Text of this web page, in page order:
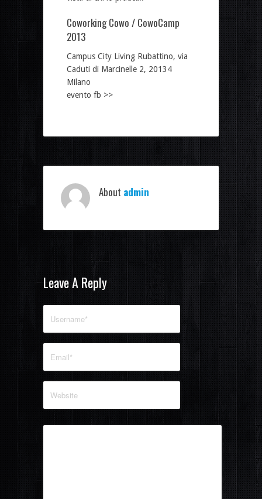
Coworking Cowo / CowoCamp
2013
Campus City Living Rubattino, via
Caduti di Marcinelle 2, 20134
Milano
evento fb >>
About admin
Leave A Reply